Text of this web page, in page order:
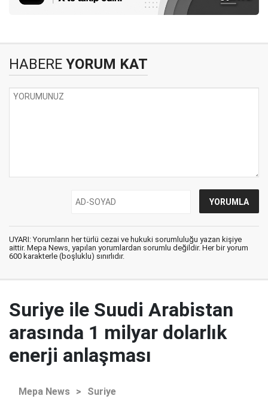
HABERE YORUM KAT
UYARI: Yorumların her türlü cezai ve hukuki sorumluluğu yazan kişiye
aittir. Mepa News, yapılan yorumlardan sorumlu değildir. Her bir yorum
600 karakterle (boşluklu) sınırlıdır.
Suriye ile Suudi Arabistan
arasında 1 milyar dolarlık
enerji anlaşması
Mepa News > Suriye